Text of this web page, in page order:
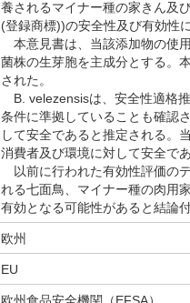
養されるマイナー種の家きん及
(登録商標))の安全性及び有効性
本意見書は、当該添加物の使
菌株の生芽胞を主成分とする。
された。
B. velezensisは、安全性適格
条件に準拠していることも確認
して安全であると推定される。
消費者及び環境に対して安全で
以前に行われた有効性評価の
れる七面鳥、マイナー種の肉用
有効となる可能性があると結論
欧州
EU